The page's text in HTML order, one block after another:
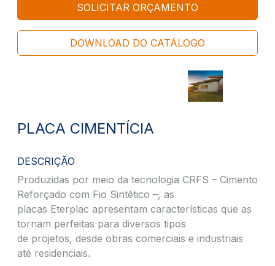
SOLICITAR ORÇAMENTO
DOWNLOAD DO CATÁLOGO
PLACA CIMENTÍCIA
DESCRIÇÃO
Produzidas por meio da tecnologia CRFS – Cimento
Reforçado com Fio Sintético –, as
placas Eterplac apresentam características que as
tornam perfeitas para diversos tipos
de projetos, desde obras comerciais e industriais
até residenciais.